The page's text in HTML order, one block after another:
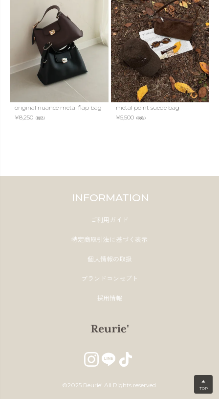
original nuance metal flap bag
¥8,250 （税込）
metal point suede bag
¥5,500（税込）
▲
TOP
INFORMATION
ご利用ガイド
特定商取引法に基づく表示
個人情報の取扱
ブランドコンセプト
採用情報
©2025 Reurie' All Rights reserved.